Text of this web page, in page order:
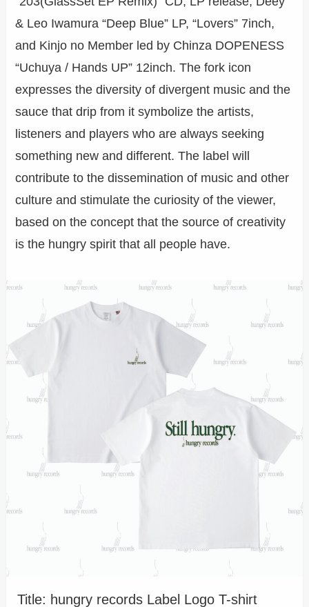
& Leo Iwamura “Deep Blue” LP, “Lovers” 7inch,
and Kinjo no Member led by Chinza DOPENESS
“Uchuya / Hands UP” 12inch. The fork icon
expresses the diversity of divergent music and the
sauce that drip from it symbolize the artists,
listeners and players who are always seeking
something new and different. The label will
contribute to the dissemination of music and other
culture and stimulate the curiosity of the viewer,
based on the concept that the source of creativity
is the hungry spirit that all people have.
Title: hungry records Label Logo T-shirt